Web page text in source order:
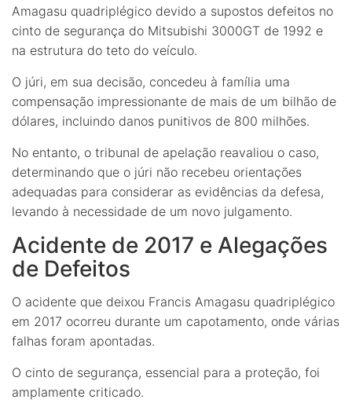
Amagasu quadriplégico devido a supostos defeitos no
cinto de segurança do Mitsubishi 3000GT de 1992 e
na estrutura do teto do veículo.
O júri, em sua decisão, concedeu à família uma
compensação impressionante de mais de um bilhão de
dólares, incluindo danos punitivos de 800 milhões.
No entanto, o tribunal de apelação reavaliou o caso,
determinando que o júri não recebeu orientações
adequadas para considerar as evidências da defesa,
levando à necessidade de um novo julgamento.
Acidente de 2017 e Alegações
de Defeitos
O acidente que deixou Francis Amagasu quadriplégico
em 2017 ocorreu durante um capotamento, onde várias
falhas foram apontadas.
O cinto de segurança, essencial para a proteção, foi
amplamente criticado.